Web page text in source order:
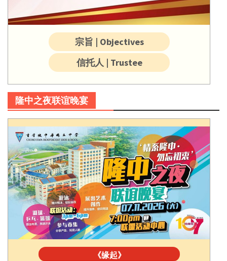
宗旨 | Objectives
信托人 | Trustee
隆中之夜联谊晚宴
《缘起》